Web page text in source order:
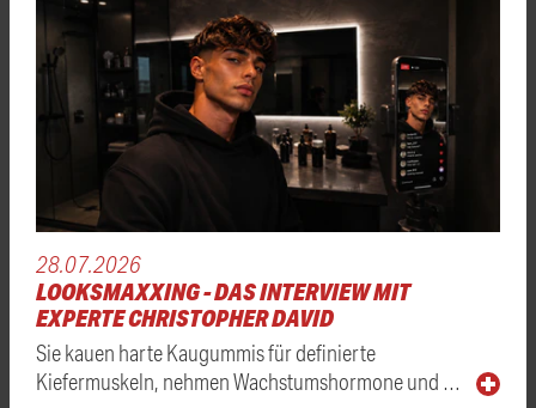
28.07.2026
LOOKSMAXXING - DAS INTERVIEW MIT
EXPERTE CHRISTOPHER DAVID
Sie kauen harte Kaugummis für definierte
Kiefermuskeln, nehmen Wachstumshormone und …